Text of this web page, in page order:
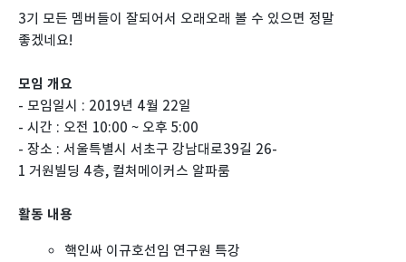
3기 모든 멤버들이 잘되어서 오래오래 볼 수 있으면 정말
좋겠네요!
모임 개요
- 모임일시 : 2019년 4월 22일
- 시간 : 오전 10:00 ~ 오후 5:00
- 장소 : 서울특별시 서초구 강남대로39길 26-
1 거원빌딩 4층, 컬처메이커스 알파룸
활동 내용
핵인싸 이규호선임 연구원 특강